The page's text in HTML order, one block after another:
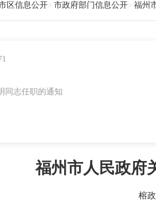
区信息公开 市政府部门信息公开 福州
同志任职的通知
福州市人民政府
榕